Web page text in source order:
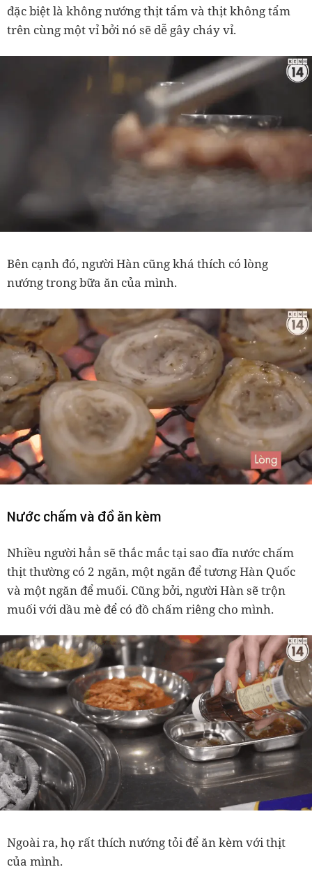
đặc biệt là không nướng thịt tẩm và thịt không tẩm
trên cùng một vỉ bởi nó sẽ dễ gây cháy vỉ.
Bên cạnh đó, người Hàn cũng khá thích có lòng
nướng trong bữa ăn của mình.
Nước chấm và đồ ăn kèm
Nhiều người hẳn sẽ thắc mắc tại sao đĩa nước chấm
thịt thường có 2 ngăn, một ngăn để tương Hàn Quốc
và một ngăn để muối. Cũng bởi, người Hàn sẽ trộn
muối với dầu mè để có đồ chấm riêng cho mình.
Ngoài ra, họ rất thích nướng tỏi để ăn kèm với thịt
của mình.